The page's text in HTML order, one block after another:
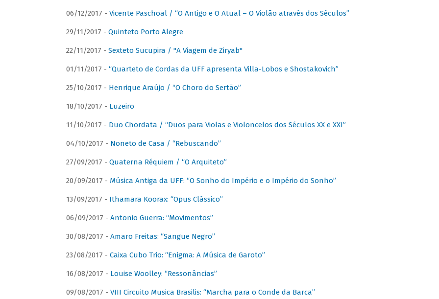
06/12/2017 - Vicente Paschoal / “O Antigo e O Atual – O Violão através dos Séculos”
29/11/2017 - Quinteto Porto Alegre
22/11/2017 - Sexteto Sucupira / "A Viagem de Ziryab"
01/11/2017 - “Quarteto de Cordas da UFF apresenta Villa-Lobos e Shostakovich”
25/10/2017 - Henrique Araújo / “O Choro do Sertão”
18/10/2017 - Luzeiro
11/10/2017 - Duo Chordata / “Duos para Violas e Violoncelos dos Séculos XX e XXI”
04/10/2017 - Noneto de Casa / “Rebuscando”
27/09/2017 - Quaterna Réquiem / “O Arquiteto”
20/09/2017 - Música Antiga da UFF: “O Sonho do Império e o Império do Sonho”
13/09/2017 - Ithamara Koorax: “Opus Clássico”
06/09/2017 - Antonio Guerra: “Movimentos”
30/08/2017 - Amaro Freitas: “Sangue Negro”
23/08/2017 - Caixa Cubo Trio: “Enigma: A Música de Garoto”
16/08/2017 - Louise Woolley: “Ressonâncias”
09/08/2017 - VIII Circuito Musica Brasilis: “Marcha para o Conde da Barca”